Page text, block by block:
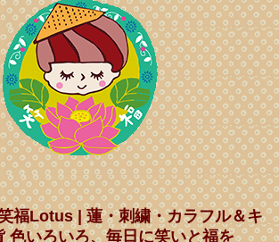
福Lotus | 蓮・刺繍・カラフル＆キ
色いろいろ、毎日に笑いと福を